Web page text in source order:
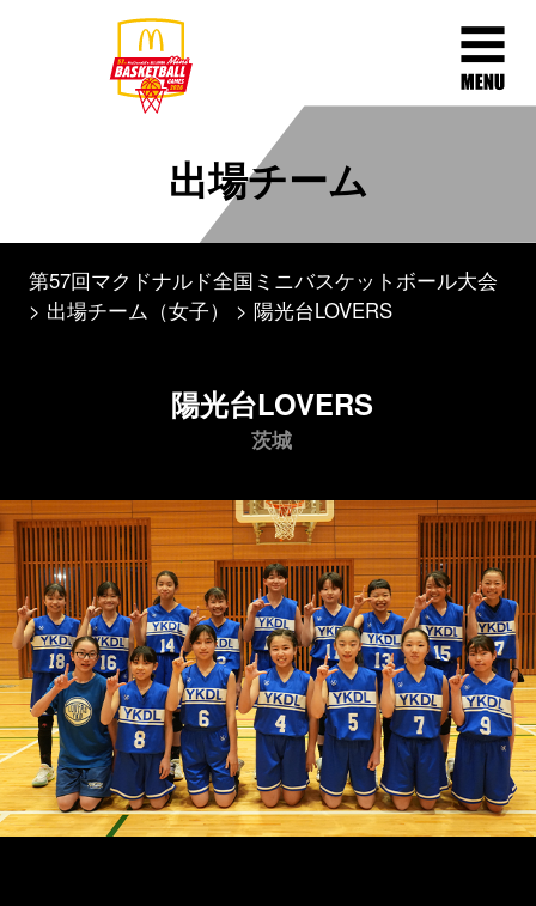
出場チーム
第57回マクドナルド全国ミニバスケットボール大会
出場チーム（女子）
陽光台LOVERS
陽光台LOVERS
茨城